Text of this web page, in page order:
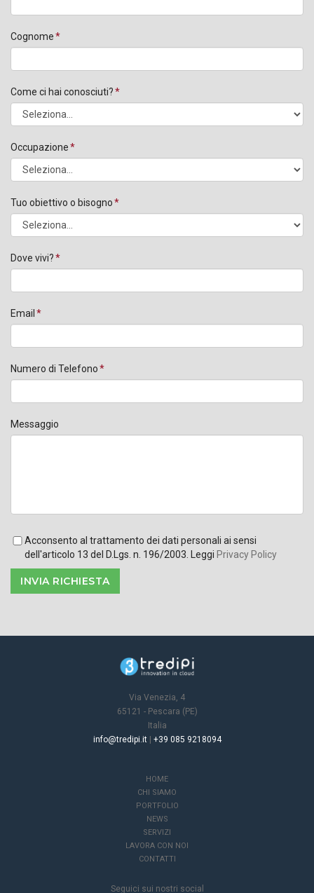
Cognome
Come ci hai conosciuti?
Occupazione
Tuo obiettivo o bisogno
Dove vivi?
Email
Numero di Telefono
Messaggio
Acconsento al trattamento dei dati personali ai sensi
dell'articolo 13 del D.Lgs. n. 196/2003. Leggi Privacy Policy
Via Venezia, 4
65121 - Pescara (PE)
Italia
info@tredipi.it| +39 085 9218094
HOME
CHI SIAMO
PORTFOLIO
NEWS
SERVIZI
LAVORA CON NOI
CONTATTI
Seguici sui nostri social